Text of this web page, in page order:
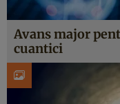
Avans major
cuantici